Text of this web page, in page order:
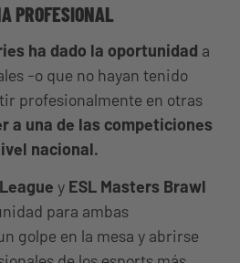
PROFESIONAL
ha dado la oportunidad a
-o que no hayan tenido
profesionalmente en otras
a una de las competiciones
nacional.
y ESL Masters Brawl
para ambas
golpe en la mesa y abrirse